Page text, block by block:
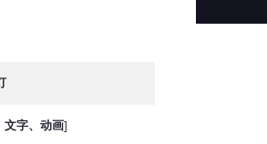
文字、动画]